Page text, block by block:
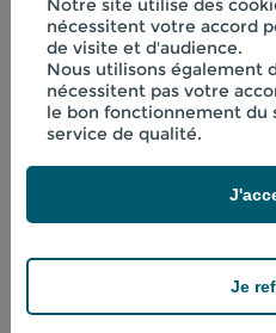
n°29 "Réaliser une
animation autour
de la qualité de l'air
intérieur et des
produits ménagers"
Notre site utilise des
nécessitent votre accord
de visite et d'audience.
Nous utilisons également
nécessitent pas votre
le bon fonctionnement du
service de qualité.
Je